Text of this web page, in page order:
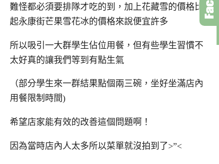
難怪都必須要排隊才吃的到，加上花藏雪的價格比
起永康街芒果雪花冰的價格來說便宜許多
所以吸引一大群學生佔位用餐，但有些學生習慣不
太好真的讓我們等到有點生氣
（部分學生來一群結果點個兩三碗，坐好坐滿店內
用餐限制時間)
希望店家能有效的改善這個問題啊！
因為當時店內人太多所以菜單就沒拍到了>”<